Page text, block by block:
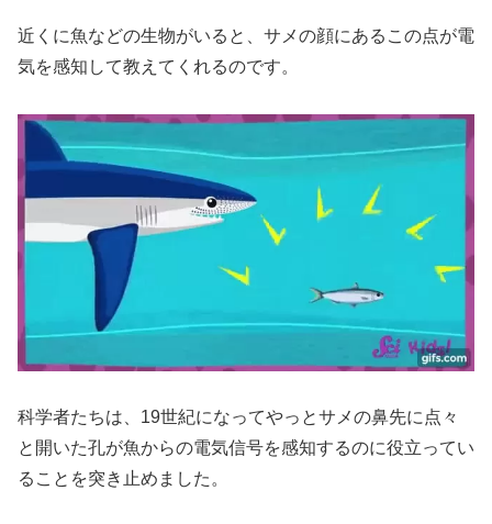
近くに魚などの生物がいると、サメの顔にあるこの点が電
気を感知して教えてくれるのです。
科学者たちは、19世紀になってやっとサメの鼻先に点々
と開いた孔が魚からの電気信号を感知するのに役立ってい
ることを突き止めました。